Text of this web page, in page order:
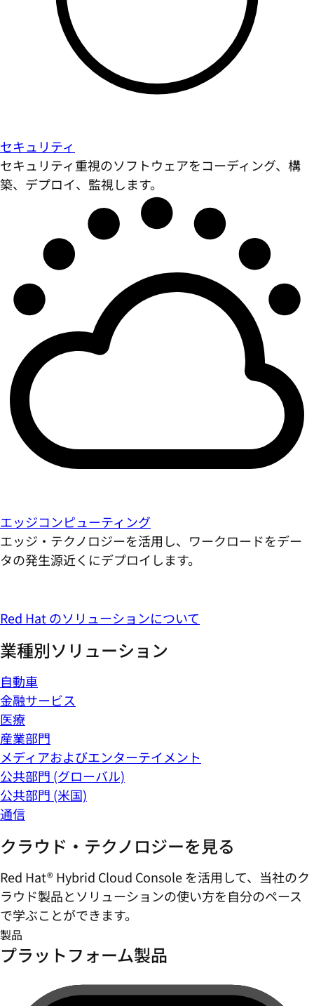
セキュリティ
セキュリティ重視のソフトウェアをコーディング、構
築、デプロイ、監視します。
エッジコンピューティング
エッジ・テクノロジーを活用し、ワークロードをデー
タの発生源近くにデプロイします。
Red Hat のソリューションについて
業種別ソリューション
自動車
金融サービス
医療
産業部門
メディアおよびエンターテイメント
公共部門 (グローバル)
公共部門 (米国)
通信
クラウド・テクノロジーを見る
Red Hat® Hybrid Cloud Console を活用して、当社のク
ラウド製品とソリューションの使い方を自分のペース
で学ぶことができます。
製品
プラットフォーム製品